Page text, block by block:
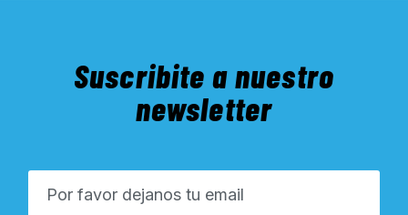
Suscribite a nuestro
newsletter